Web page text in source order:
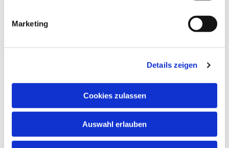
Marketing
Details zeigen
Cookies zulassen
Auswahl erlauben